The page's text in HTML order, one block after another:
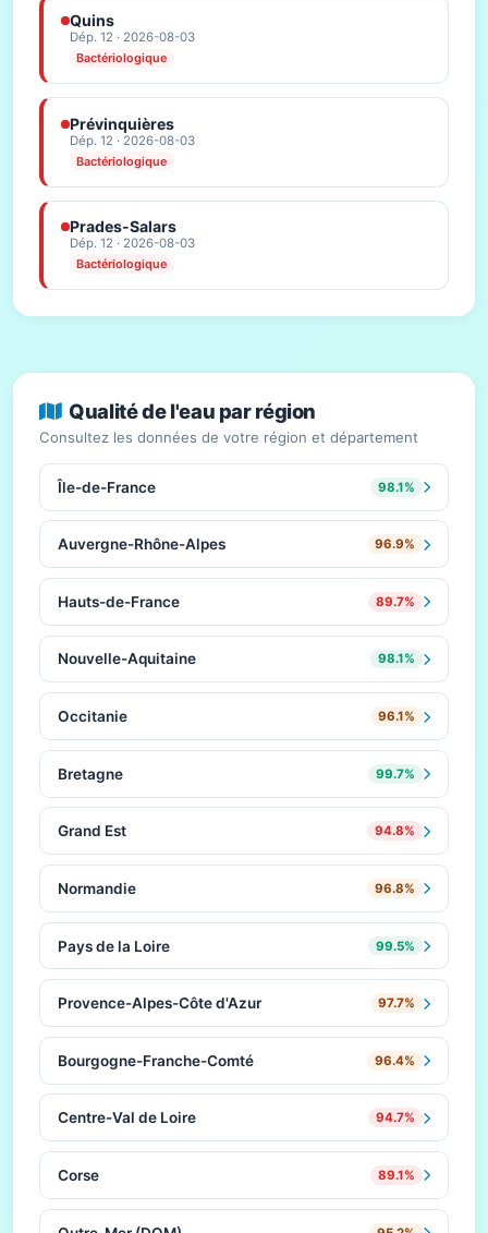
Quins
Dép. 12 · 2026-08-03
Bactériologique
Prévinquières
Dép. 12 · 2026-08-03
Bactériologique
Prades-Salars
Dép. 12 · 2026-08-03
Bactériologique
Qualité de l'eau par région
Consultez les données de votre région et département
Île-de-France 98.1%
Auvergne-Rhône-Alpes 96.9%
Hauts-de-France 89.7%
Nouvelle-Aquitaine 98.1%
Occitanie 96.1%
Bretagne 99.7%
Grand Est 94.8%
Normandie 96.8%
Pays de la Loire 99.5%
Provence-Alpes-Côte d'Azur 97.7%
Bourgogne-Franche-Comté 96.4%
Centre-Val de Loire 94.7%
Corse 89.1%